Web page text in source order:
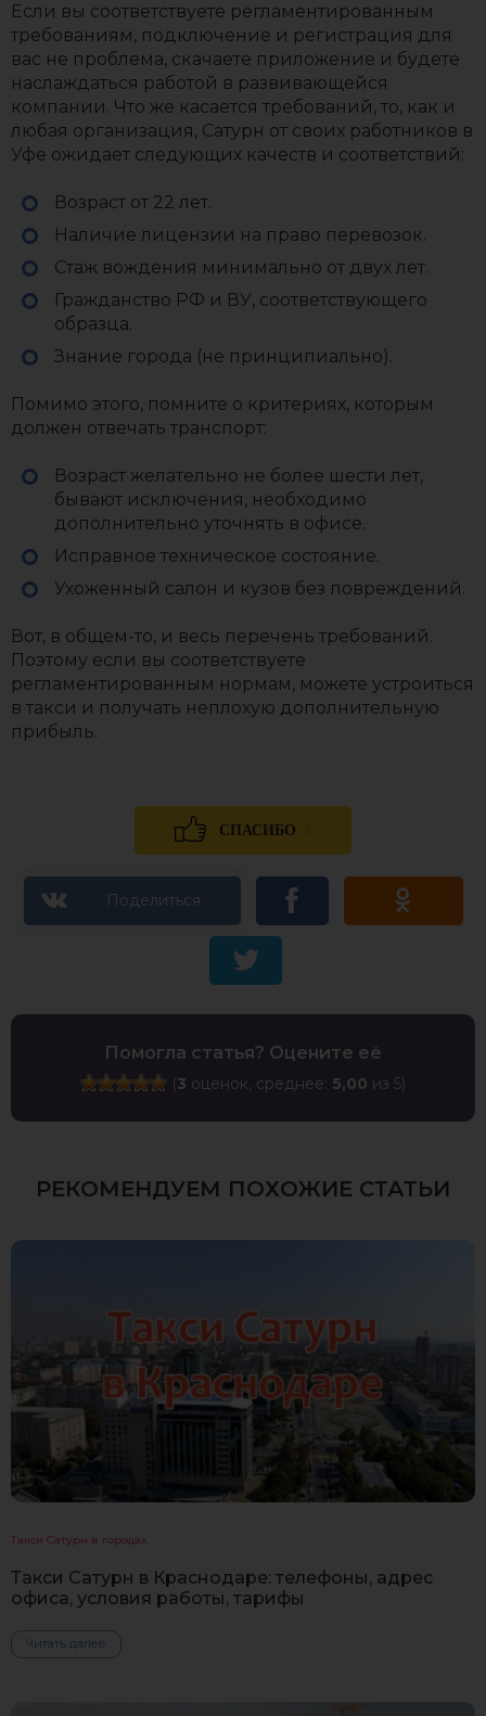
Если вы соответствуете регламентированным
требованиям, подключение и регистрация для
вас не проблема, скачаете приложение и будете
наслаждаться работой в развивающейся
компании. Что же касается требований, то, как и
любая организация, Сатурн от своих работников в
Уфе ожидает следующих качеств и соответствий:
Возраст от 22 лет.
Наличие лицензии на право перевозок.
Стаж вождения минимально от двух лет.
Гражданство РФ и ВУ, соответствующего
образца.
Знание города (не принципиально).
Помимо этого, помните о критериях, которым
должен отвечать транспорт:
Возраст желательно не более шести лет,
бывают исключения, необходимо
дополнительно уточнять в офисе.
Исправное техническое состояние.
Ухоженный салон и кузов без повреждений.
Вот, в общем-то, и весь перечень требований.
Поэтому если вы соответствуете
регламентированным нормам, можете устроиться
в такси и получать неплохую дополнительную
прибыль.
СПАСИБО
Помогла статья? Оцените её
(3 оценок, среднее: 5,00 из 5)
РЕКОМЕНДУЕМ ПОХОЖИЕ СТАТЬИ
Такси Сатурн в городах
Такси Сатурн в Краснодаре: телефоны, адрес
офиса, условия работы, тарифы
Читать далее